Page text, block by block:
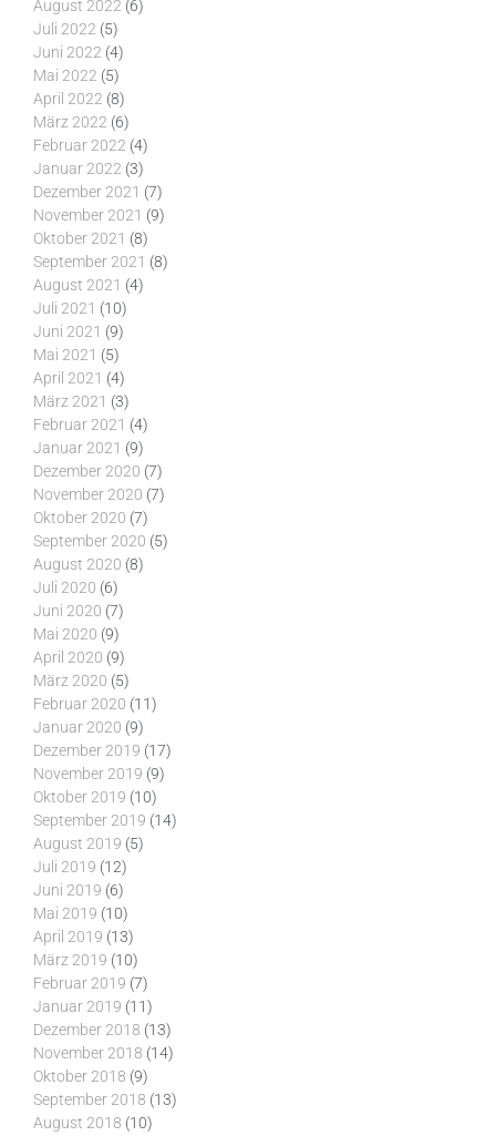
August 2022 (6)
Juli 2022 (5)
Juni 2022 (4)
Mai 2022 (5)
April 2022 (8)
März 2022 (6)
Februar 2022 (4)
Januar 2022 (3)
Dezember 2021 (7)
November 2021 (9)
Oktober 2021 (8)
September 2021 (8)
August 2021 (4)
Juli 2021 (10)
Juni 2021 (9)
Mai 2021 (5)
April 2021 (4)
März 2021 (3)
Februar 2021 (4)
Januar 2021 (9)
Dezember 2020 (7)
November 2020 (7)
Oktober 2020 (7)
September 2020 (5)
August 2020 (8)
Juli 2020 (6)
Juni 2020 (7)
Mai 2020 (9)
April 2020 (9)
März 2020 (5)
Februar 2020 (11)
Januar 2020 (9)
Dezember 2019 (17)
November 2019 (9)
Oktober 2019 (10)
September 2019 (14)
August 2019 (5)
Juli 2019 (12)
Juni 2019 (6)
Mai 2019 (10)
April 2019 (13)
März 2019 (10)
Februar 2019 (7)
Januar 2019 (11)
Dezember 2018 (13)
November 2018 (14)
Oktober 2018 (9)
September 2018 (13)
August 2018 (10)